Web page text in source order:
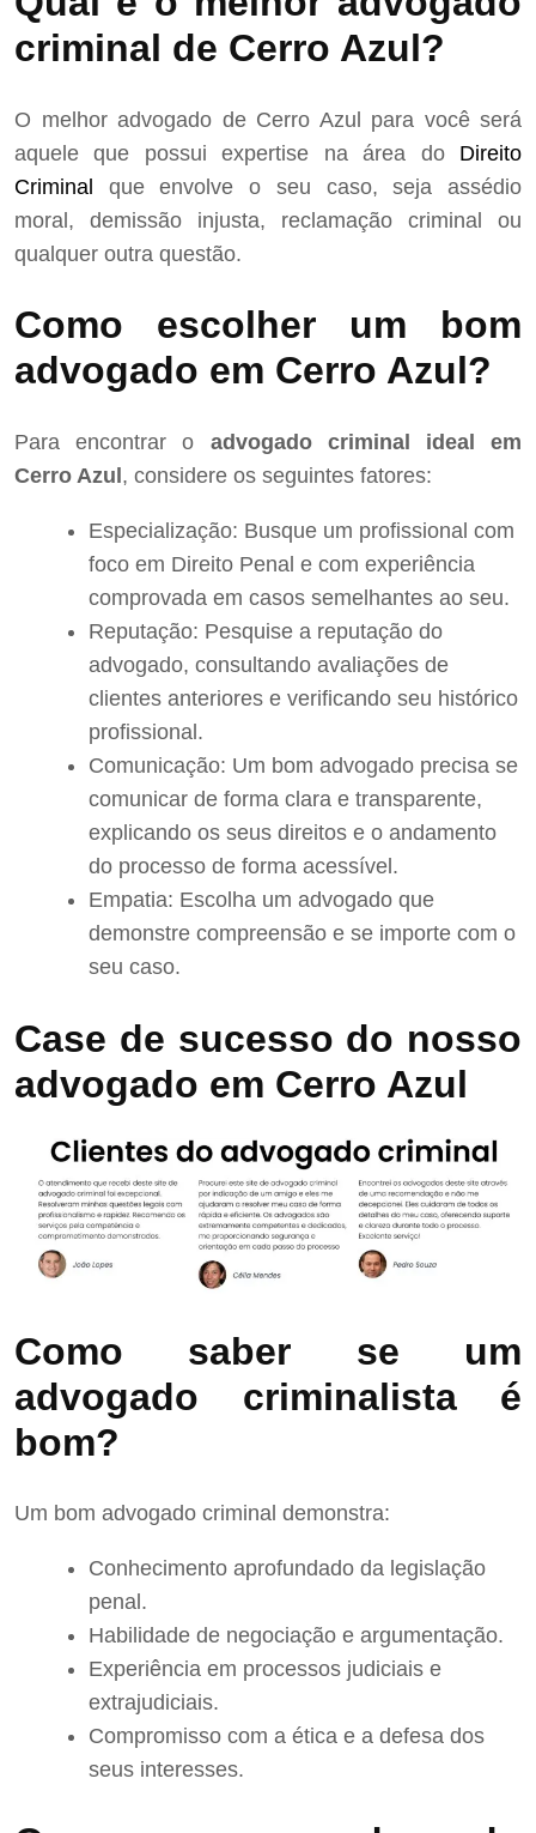
criminal de Cerro Azul?
O melhor advogado de Cerro Azul para você será
aquele que possui expertise na área do Direito
Criminal que envolve o seu caso, seja assédio
moral, demissão injusta, reclamação criminal ou
qualquer outra questão.
Como escolher um bom
advogado em Cerro Azul?
Para encontrar o advogado criminal ideal em
Cerro Azul , considere os seguintes fatores:
Especialização: Busque um profissional com
foco em Direito Penal e com experiência
comprovada em casos semelhantes ao seu.
Reputação: Pesquise a reputação do
advogado, consultando avaliações de
clientes anteriores e verificando seu histórico
profissional.
Comunicação: Um bom advogado precisa se
comunicar de forma clara e transparente,
explicando os seus direitos e o andamento
do processo de forma acessível.
Empatia: Escolha um advogado que
demonstre compreensão e se importe com o
seu caso.
Case de sucesso do nosso
advogado em Cerro Azul
Como saber se um
advogado criminalista é
bom?
Um bom advogado criminal demonstra:
Conhecimento aprofundado da legislação
penal.
Habilidade de negociação e argumentação.
Experiência em processos judiciais e
extrajudiciais.
Compromisso com a ética e a defesa dos
seus interesses.